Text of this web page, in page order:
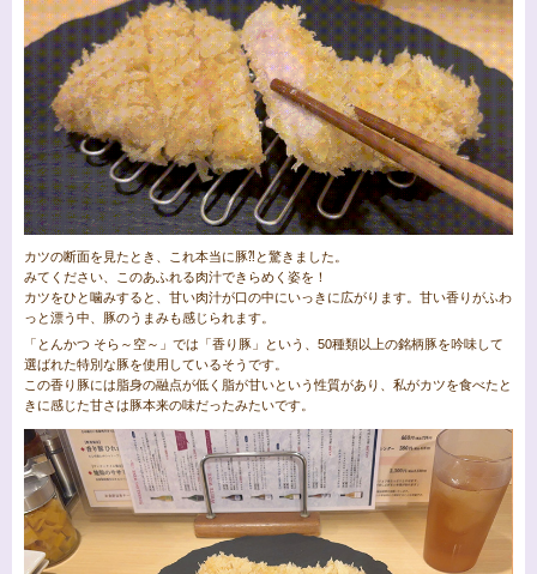
カツの断面を見たとき、これ本当に豚⁈と驚きました。
みてください、このあふれる肉汁できらめく姿を！
カツをひと噛みすると、甘い肉汁が口の中にいっきに広がります。甘い香りがふわ
っと漂う中、豚のうまみも感じられます。
「とんかつ そら～空～」では「香り豚」という、50種類以上の銘柄豚を吟味して
選ばれた特別な豚を使用しているそうです。
この香り豚には脂身の融点が低く脂が甘いという性質があり、私がカツを食べたと
きに感じた甘さは豚本来の味だったみたいです。